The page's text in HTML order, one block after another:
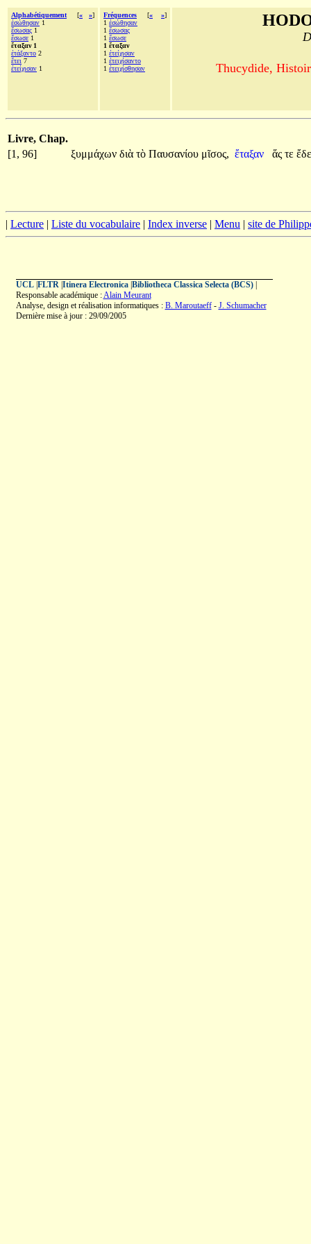
Alphabétiquement [« »]
ἐσώθησαν 1
ἔσωσας 1
ἔσωσε 1
ἔταξαν 1
ἐτάξαντο 2
ἔτει 7
ἐτείχισαν 1
Fréquences [« »]
1 ἐσώθησαν
1 ἔσωσας
1 ἔσωσε
1 ἔταξαν
1 ἐτείχισαν
1 ἐτειχίσαντο
1 ἐτειχίσθησαν Thucydide,
Livre, Chap.
[1, 96]
ξυμμάχων διὰ τὸ Παυσανίου μῖσος, ἔταξαν ἅς τε
| Lecture | Liste du vocabulaire | Index inverse | Menu | site de
UCL| FLTR| Itinera Electronica| Bibliotheca Classica Selecta (BCS)|
Responsable académique :Alain Meurant
Analyse, design et réalisation informatiques : B. Maroutaeff- J. Schumacher
Dernière mise à jour : 29/09/2005